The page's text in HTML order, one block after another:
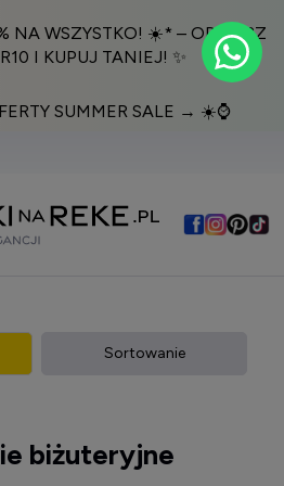
NA WSZYSTKO! ☀️* – ODBIERZ
I KUPUJ TANIEJ! ✨
SUMMER SALE → ☀️⌚️
Sortowanie
biżuteryjne